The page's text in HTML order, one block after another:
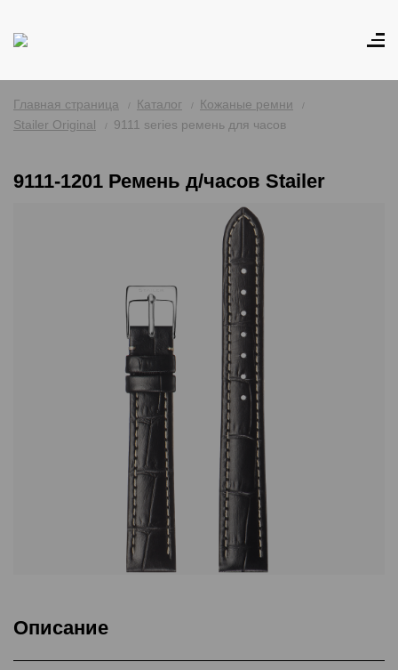
Главная страница Каталог
Кожаные ремни
Stailer Original
9111 series ремень для часов
9111-1201 Ремень д/часов Stailer
Описание